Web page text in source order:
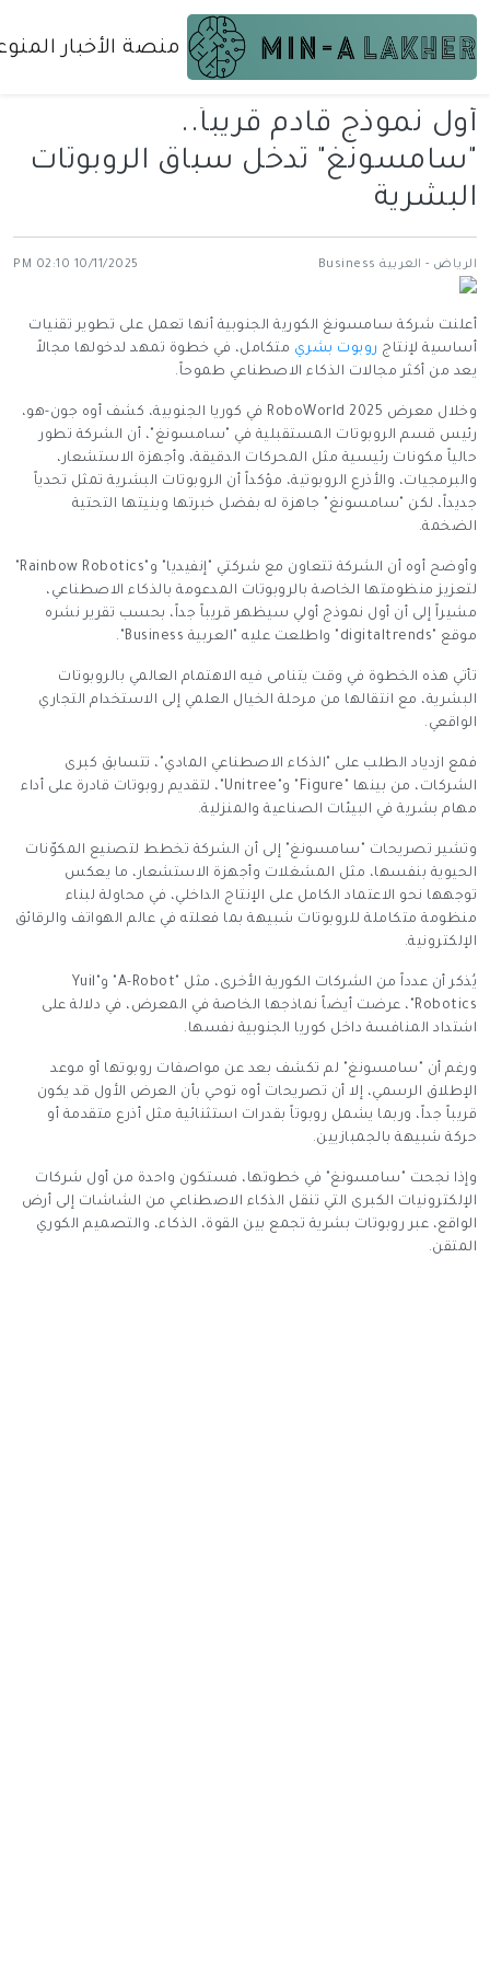
منصة الأخبار
أول نموذج قادم قريباً..
"سامسونغ" تدخل سباق الروبوتات
البشرية
الرياض - العربية Business 10/11/2025 02:10 PM
أعلنت شركة سامسونغ الكورية الجنوبية أنها تعمل على تطوير تقنيات
أساسية لإنتاج روبوت بشري متكامل، في خطوة تمهد لدخولها مجالاً
يعد من أكثر مجالات الذكاء الاصطناعي طموحاً.
وخلال معرض RoboWorld 2025 في كوريا الجنوبية، كشف أوه جون-هو،
رئيس قسم الروبوتات المستقبلية في "سامسونغ"، أن الشركة تطور
حالياً مكونات رئيسية مثل المحركات الدقيقة، وأجهزة الاستشعار،
والبرمجيات، والأذرع الروبوتية، مؤكداً أن الروبوتات البشرية تمثل تحدياً
جديداً، لكن "سامسونغ" جاهزة له بفضل خبرتها وبنيتها التحتية
الضخمة.
لتعزيز منظومتها الخاصة بالروبوتات المدعومة بالذكاء الاصطناعي،
مشيراً إلى أن أول نموذج أولي سيظهر قريباً جداً، بحسب تقرير نشره
موقع "digitaltrends" واطلعت عليه "العربية Business".
تأتي هذه الخطوة في وقت يتنامى فيه الاهتمام العالمي بالروبوتات
البشرية، مع انتقالها من مرحلة الخيال العلمي إلى الاستخدام التجاري
الواقعي.
فمع ازدياد الطلب على "الذكاء الاصطناعي المادي"، تتسابق كبرى
الشركات، من بينها "Figure" و"Unitree"، لتقديم روبوتات قادرة على أداء
مهام بشرية في البيئات الصناعية والمنزلية.
وتشير تصريحات "سامسونغ" إلى أن الشركة تخطط لتصنيع المكوّنات
الحيوية بنفسها، مثل المشغلات وأجهزة الاستشعار، ما يعكس
توجهها نحو الاعتماد الكامل على الإنتاج الداخلي، في محاولة لبناء
منظومة متكاملة للروبوتات شبيهة بما فعلته في عالم الهواتف والرقائق
الإلكترونية.
يُذكر أن عدداً من الشركات الكورية الأخرى، مثل "A-Robot" و"Yuil
Robotics"، عرضت أيضاً نماذجها الخاصة في المعرض، في دلالة على
اشتداد المنافسة داخل كوريا الجنوبية نفسها.
ورغم أن "سامسونغ" لم تكشف بعد عن مواصفات روبوتها أو موعد
الإطلاق الرسمي، إلا أن تصريحات أوه توحي بأن العرض الأول قد يكون
قريباً جداً، وربما يشمل روبوتاً بقدرات استثنائية مثل أذرع متقدمة أو
حركة شبيهة بالجمبازيين.
وإذا نجحت "سامسونغ" في خطوتها، فستكون واحدة من أول شركات
الإلكترونيات الكبرى التي تنقل الذكاء الاصطناعي من الشاشات إلى أرض
الواقع، عبر روبوتات بشرية تجمع بين القوة، الذكاء، والتصميم الكوري
المتقن.